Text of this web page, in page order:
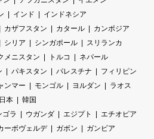
インド
インドネシア
カザフスタン カタール
カンボジア
シリア シンガポール
スリランカ
メニスタン トルコ
ネパール
パキスタン パレスチナ
フィリピン
ンマー モンゴル ヨルダン
ラオス
日本
韓国
ゴラ ウガンダ エジプト
エチオピア
ーボヴェルデ ガボン
ガンビア